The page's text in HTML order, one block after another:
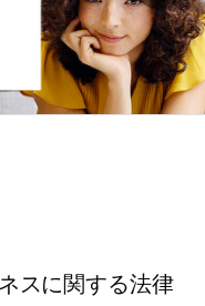
スに関する法律